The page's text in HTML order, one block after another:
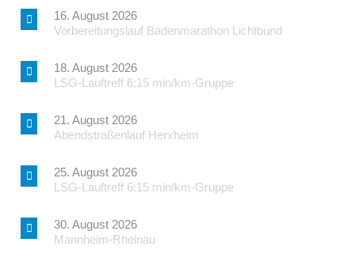
16. August 2026
Vorbereitungslauf Badenmarathon Lichtbund
18. August 2026
LSG-Lauftreff 6:15 min/km-Gruppe
21. August 2026
Abendstraßenlauf Herxheim
25. August 2026
LSG-Lauftreff 6:15 min/km-Gruppe
30. August 2026
Mannheim-Rheinau